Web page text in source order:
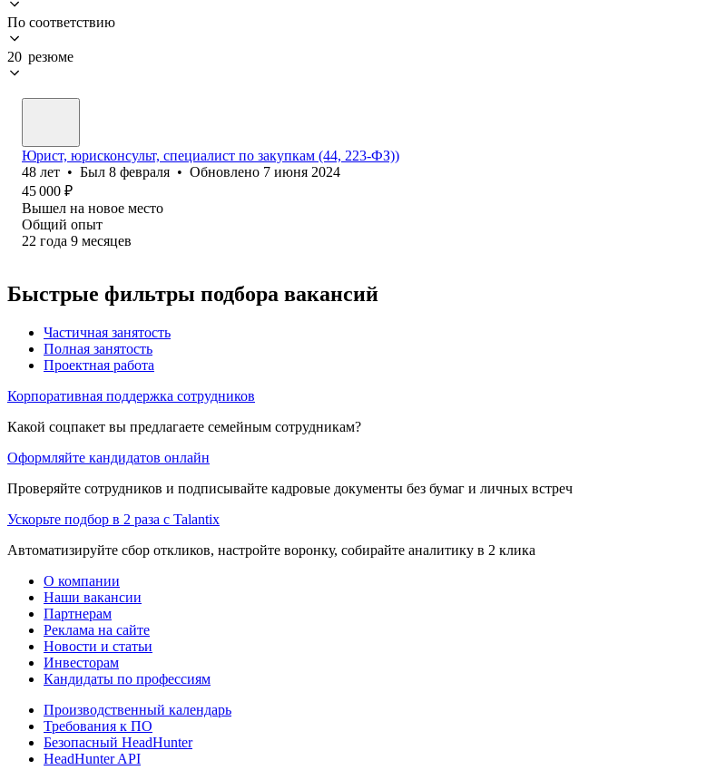
По соответствию
20 резюме
Юрист, юрисконсульт, специалист по закупкам (44, 223-ФЗ))
48 лет • Был 8 февраля • Обновлено 7 июня 2024
45 000 ₽
Вышел на новое место
Общий опыт
22 года 9 месяцев
Быстрые фильтры подбора вакансий
Частичная занятость
Полная занятость
Проектная работа
Корпоративная поддержка сотрудников
Какой соцпакет вы предлагаете семейным сотрудникам?
Оформляйте кандидатов онлайн
Проверяйте сотрудников и подписывайте кадровые документы без бумаг и личных встреч
Ускорьте подбор в 2 раза с Talantix
Автоматизируйте сбор откликов, настройте воронку, собирайте аналитику в 2 клика
О компании
Наши вакансии
Партнерам
Реклама на сайте
Новости и статьи
Инвесторам
Кандидаты по профессиям
Производственный календарь
Требования к ПО
Безопасный HeadHunter
HeadHunter API